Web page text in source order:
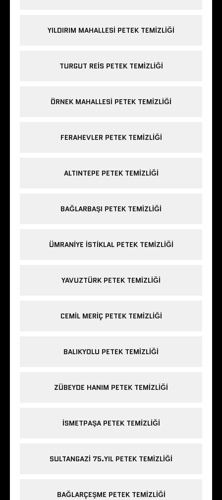
YILDIRIM MAHALLESI PETEK TEMIZLIĞI
TURGUT REIS PETEK TEMIZLIĞI
ÖRNEK MAHALLESI PETEK TEMIZLIĞI
FERAHEVLER PETEK TEMIZLIĞI
ALTINTEPE PETEK TEMIZLIĞI
BAĞLARBAŞI PETEK TEMIZLIĞI
ÜMRANIYE ISTIKLAL PETEK TEMIZLIĞI
YAVUZTÜRK PETEK TEMIZLIĞI
CEMIL MERIÇ PETEK TEMIZLIĞI
BALIKYOLU PETEK TEMIZLIĞI
ZÜBEYDE HANIM PETEK TEMIZLIĞI
ISMETPAŞA PETEK TEMIZLIĞI
SULTANGAZI 75.YIL PETEK TEMIZLIĞI
BAĞLARÇEŞME PETEK TEMIZLIĞI